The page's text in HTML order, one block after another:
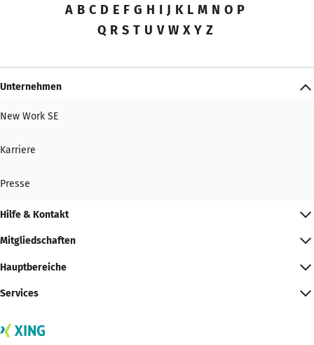
A B C D E F G H I J K L M N O P
Q R S T U V W X Y Z
Unternehmen
New Work SE
Karriere
Presse
Hilfe & Kontakt
Mitgliedschaften
Hauptbereiche
Services